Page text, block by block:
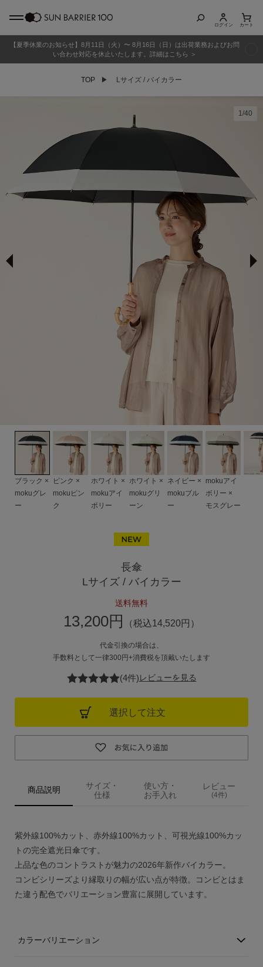
商品カテゴリ
グッズ
サンバリア100について
よみもの
商品の違い
ギフト用ラッピング
ログイン / 新規登録
会社概要
ログイン カート
【夏季休業のお知らせ】8月11日（火）〜 8月16日（日）は出荷業務およびお問
い合わせ対応を休止いたします。詳細はこちら ＞
TOP ▶ Lサイズ / バイカラー
1/40
ブラック ×
mokuグレ
ー
ピンク ×
mokuピン
ク
ホワイト ×
mokuアイ
ボリー
ホワイト ×
mokuグリ
ーン
ネイビー ×
mokuブル
ー
mokuアイ
ボリー ×
モスグレー
長傘
Lサイズ / バイカラー
送料無料
13,200円 （税込14,520円）
代金引換の場合は、
手数料として一律300円+消費税を頂戴いたします
(4件)レビューを見る
選択して注文
商品説明
サイズ・
仕様
使い方・
お手入れ
レビュー
(4件)
紫外線100%カット、赤外線100%カット、可視光線100%カッ
トの完全遮光日傘です。
上品な色のコントラストが魅力の2026年新作バイカラー。
コンビシリーズより縁取りの幅が広い点が特徴。コンビとはま
た違う配色でバリエーション豊富に展開しています。
カラーバリエーション